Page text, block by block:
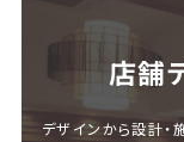
店舗
デザインから設計・